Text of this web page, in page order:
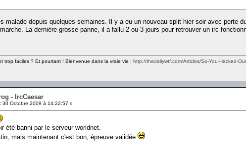
malade depuis quelques semaines. Il y a eu un nouveau split hier soir avec
La dernière grosse panne, il a fallu 2 ou 3 jours pour retrouver un irc
trop faciles ? Et pourtant ! Bienvenue dans la vraie vie : http://thedailywtf.com/Articles/So-You-Hacked-
- IrcCaesar
30 Octobre 2009 à 14:22:57 »
été banni par le serveur worldnet.
mais maintenant c'est bon, épreuve validée